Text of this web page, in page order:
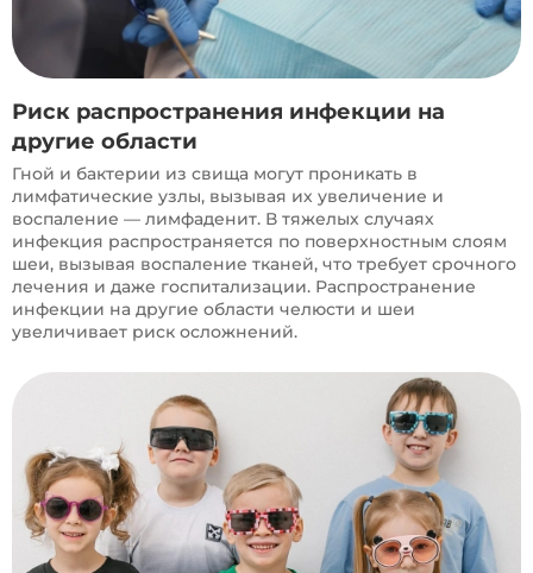
Риск распространения инфекции на
другие области
Гной и бактерии из свища могут проникать в
лимфатические узлы, вызывая их увеличение и
воспаление — лимфаденит. В тяжелых случаях
инфекция распространяется по поверхностным слоям
шеи, вызывая воспаление тканей, что требует срочного
лечения и даже госпитализации. Распространение
инфекции на другие области челюсти и шеи
увеличивает риск осложнений.